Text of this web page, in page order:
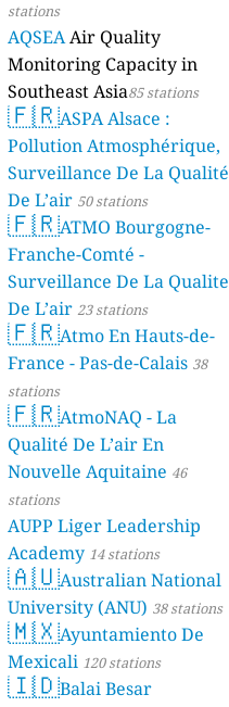
stations
AQSEAAir Quality
Monitoring Capacity in
Southeast Asia85 stations
🇫🇷ASPA Alsace :
Pollution Atmosphérique,
Surveillance De La Qualité
De L’air 50 stations
🇫🇷ATMO Bourgogne-
Franche-Comté -
Surveillance De La Qualite
De L’air 23 stations
🇫🇷Atmo En Hauts-de-
France - Pas-de-Calais 38
stations
🇫🇷AtmoNAQ - La
Qualité De L’air En
Nouvelle Aquitaine 46
stations
AUPP Liger Leadership
Academy 14 stations
🇦🇺Australian National
University (ANU) 38 stations
🇲🇽Ayuntamiento De
Mexicali 120 stations
🇮🇩Balai Besar